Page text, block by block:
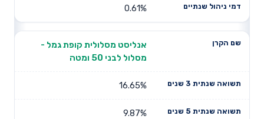
0.61%
אנליסט מסלולית קופת גמל -
מסלול לבני 50 ומטה
16.65%
9.87%